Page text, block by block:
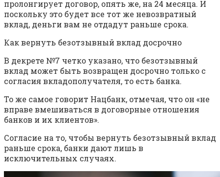
пролонгирует договор, опять же, на 24 месяца. И
поскольку это будет все тот же невозвратный
вклад, деньги вам не отдадут раньше срока.
Как вернуть безотзывный вклад досрочно
В декрете №7 четко указано, что безотзывный
вклад может быть возвращен досрочно только с
согласия вкладополучателя, то есть банка.
То же самое говорит Нацбанк, отмечая, что он «не
вправе вмешиваться в договорные отношения
банков и их клиентов».
Согласие на то, чтобы вернуть безотзывный вклад
раньше срока, банки дают лишь в
исключительных случаях.